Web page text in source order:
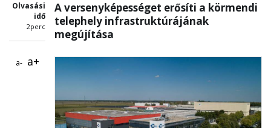
Olvasási
idő
2perc
a- a+
A versenyképességet erősíti a körmendi
telephely infrastruktúrájának
megújítása